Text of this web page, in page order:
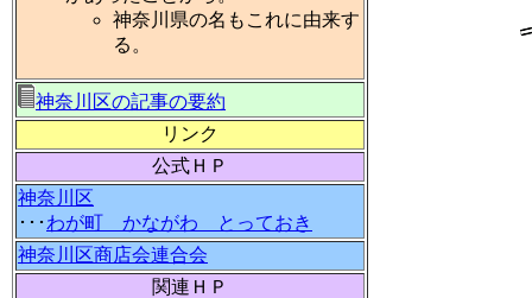
神奈川県の名もこれに由来す
る。
神奈川区の記事の要約
リンク
公式ＨＰ
神奈川区
･･･ わが町 かながわ とっておき
神奈川区商店会連合会
関連ＨＰ